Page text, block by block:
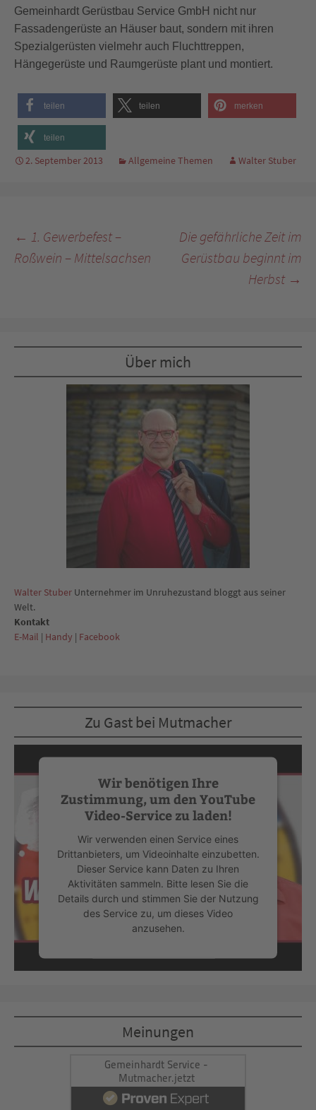
Gemeinhardt Gerüstbau Service GmbH nicht nur
Fassadengerüste an Häuser baut, sondern mit ihren
Spezialgerüsten vielmehr auch Fluchttreppen,
Hängegerüste und Raumgerüste plant und montiert.
teilen teilen merken
teilen
2. September 2013 Allgemeine Themen Walter Stuber
Beitragsnavigation
← 1. Gewerbefest –
Roßwein – Mittelsachsen
Die gefährliche Zeit im
Gerüstbau beginnt im
Herbst →
Über mich
Walter Stuber Unternehmer im Unruhezustand bloggt aus seiner
Welt.
Kontakt
E-Mail | Handy | Facebook
Zu Gast bei Mutmacher
Wir benötigen Ihre
Zustimmung, um den YouTube
Video-Service zu laden!
Wir verwenden einen Service eines
Drittanbieters, um Videoinhalte einzubetten.
Dieser Service kann Daten zu Ihren
Aktivitäten sammeln. Bitte lesen Sie die
Details durch und stimmen Sie der Nutzung
des Service zu, um dieses Video
anzusehen.
Mehr Informationen
powered byUsercentrics Consent
Management Platform&eRecht24
Meinungen